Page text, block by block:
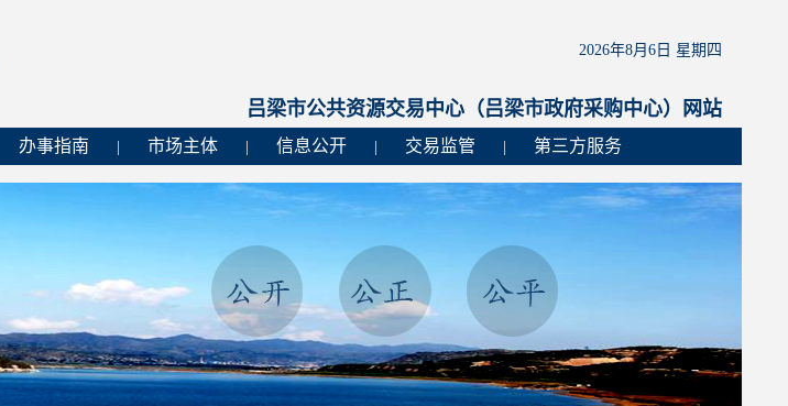
2026年8月6日 星期四
吕梁市公共资源交易中心（吕梁市政府采购中心）网站
办事指南 市场主体 信息公开 交易监管 第三方服务